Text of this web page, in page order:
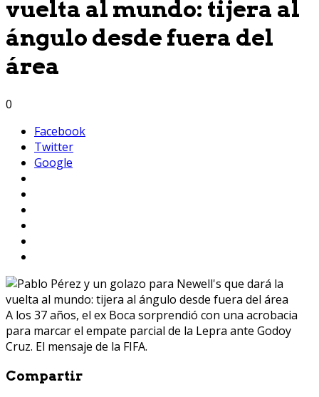
vuelta al mundo: tijera al
ángulo desde fuera del
área
0
Facebook
Twitter
Google
A los 37 años, el ex Boca sorprendió con una acrobacia
para marcar el empate parcial de la Lepra ante Godoy
Cruz. El mensaje de la FIFA.
Compartir